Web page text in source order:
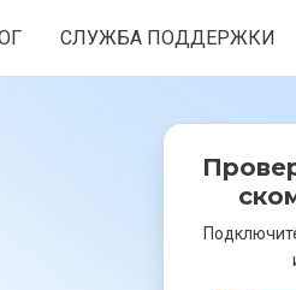
СЛУЖБА ПОДДЕРЖКИ